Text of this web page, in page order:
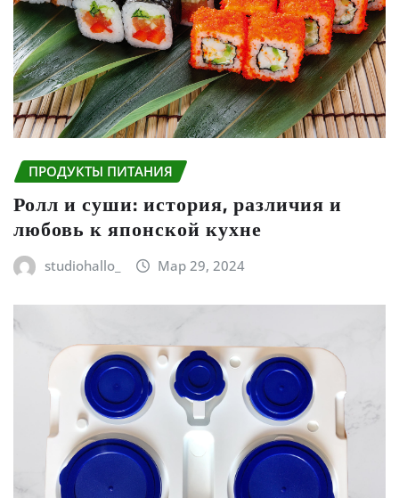
ПРОДУКТЫ ПИТАНИЯ
Ролл и суши: история, различия и
любовь к японской кухне
studiohallo_ Мар 29, 2024